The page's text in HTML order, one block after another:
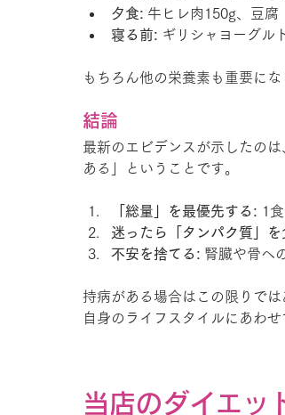
夕食: 牛ヒレ肉150g、豆腐
寝る前: ギリシャヨーグル
もちろん他の栄養素も重要に
結論
最新のエビデンスが示したの
ある」ということです。
「総量」を最優先する: 1
迷ったら「タンパク質」を
不安を捨てる: 腎臓や骨へ
持病がある場合はこの限りで
自身のライフスタイルにあわ
当店のダイエッ